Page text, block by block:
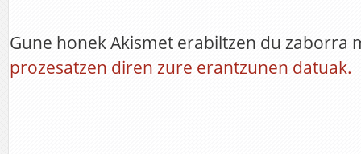
Gune honek Akismet erabiltzen du zaborra
prozesatzen diren zure erantzunen datuak.